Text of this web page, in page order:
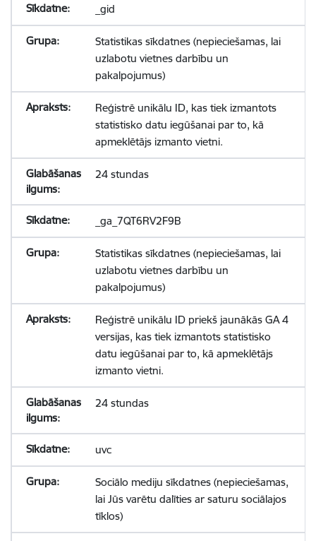
_gid
Statistikas sīkdatnes (nepieciešamas, lai
uzlabotu vietnes darbību un
pakalpojumus)
Reģistrē unikālu ID, kas tiek izmantots
statistisko datu iegūšanai par to, kā
apmeklētājs izmanto vietni.
24 stundas
_ga_7QT6RV2F9B
Statistikas sīkdatnes (nepieciešamas, lai
uzlabotu vietnes darbību un
pakalpojumus)
Reģistrē unikālu ID priekš jaunākās GA 4
versijas, kas tiek izmantots statistisko
datu iegūšanai par to, kā apmeklētājs
izmanto vietni.
24 stundas
uvc
Sociālo mediju sīkdatnes (nepieciešamas,
lai Jūs varētu dalīties ar saturu sociālajos
tīklos)